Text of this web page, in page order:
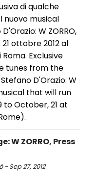
di qualche
musical
W ZORRO,
ottobre 2012 al
Exclusive
tunes from the
D'Orazio: W
that will run
October, 21 at
W ZORRO, Press
Sep 27, 2012